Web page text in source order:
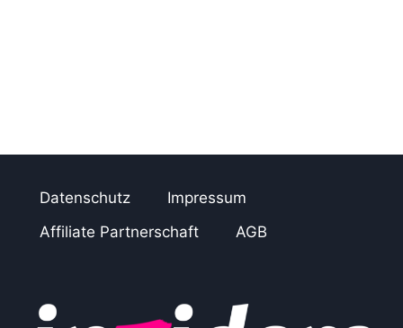
Datenschutz
Impressum
Affiliate Partnerschaft
AGB